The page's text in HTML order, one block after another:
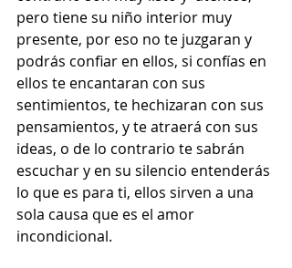
pero tiene su niño interior muy
presente, por eso no te juzgaran y
podrás confiar en ellos, si confías en
ellos te encantaran con sus
sentimientos, te hechizaran con sus
pensamientos, y te atraerá con sus
ideas, o de lo contrario te sabrán
escuchar y en su silencio entenderás
lo que es para ti, ellos sirven a una
sola causa que es el amor
incondicional.